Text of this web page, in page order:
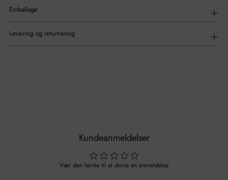
Emballage
Levering og returnering
Kundeanmeldelser
Vær den første til at skrive en anmeldelse